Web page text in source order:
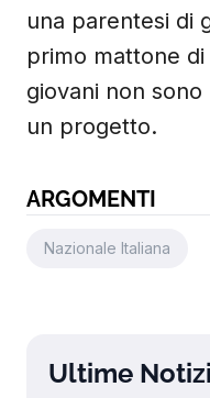
una parentesi di
primo mattone
giovani non
un progetto.
ARGOMENTI
Nazionale Italiana
Ultime